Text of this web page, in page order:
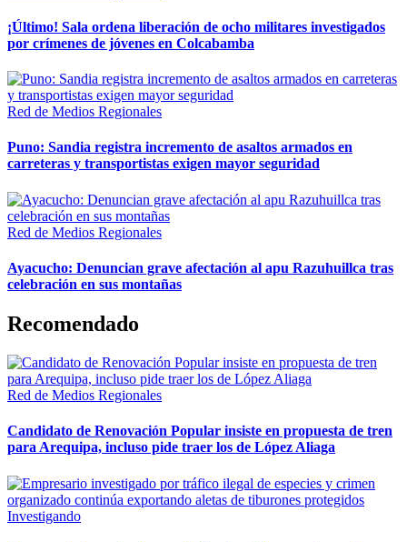
¡Último! Sala ordena liberación de ocho militares investigados
por crímenes de jóvenes en Colcabamba
Red de Medios Regionales
Puno: Sandia registra incremento de asaltos armados en
carreteras y transportistas exigen mayor seguridad
Red de Medios Regionales
Ayacucho: Denuncian grave afectación al apu Razuhuillca tras
celebración en sus montañas
Recomendado
Red de Medios Regionales
Candidato de Renovación Popular insiste en propuesta de tren
para Arequipa, incluso pide traer los de López Aliaga
Investigando